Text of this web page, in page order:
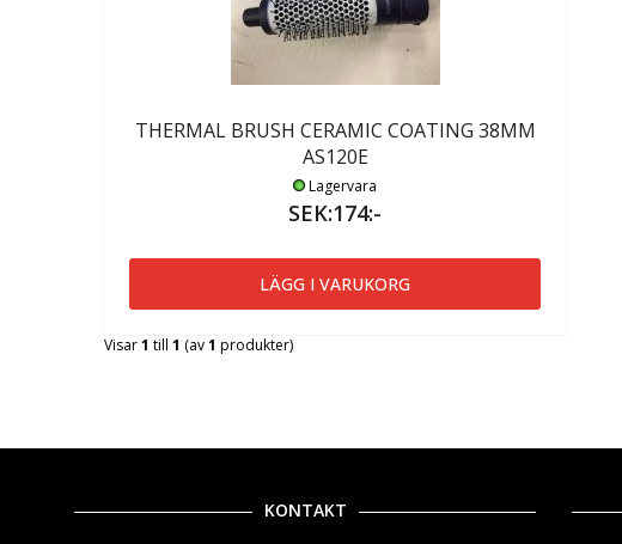
THERMAL BRUSH CERAMIC COATING 38MM
AS120E
Lagervara
SEK:174:-
LÄGG I VARUKORG
Visar1 till 1 (av1 produkter)
KONTAKT